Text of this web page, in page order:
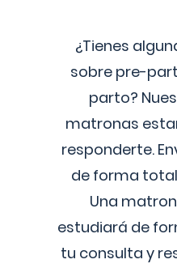
¿Tienes
sobre pre-
parto?
matronas
responderte.
de forma
Una
estudiará de
tu consulta y